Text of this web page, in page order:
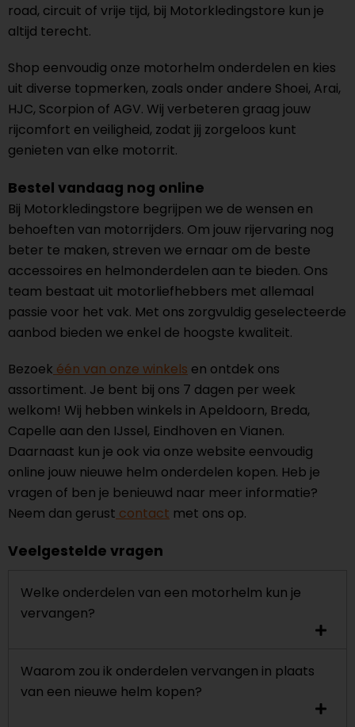
road, circuit of vrije tijd, bij Motorkledingstore kun je
altijd terecht.
Shop eenvoudig onze motorhelm onderdelen en kies
uit diverse topmerken, zoals onder andere Shoei, Arai,
HJC, Scorpion of AGV. Wij verbeteren graag jouw
rijcomfort en veiligheid, zodat jij zorgeloos kunt
genieten van elke motorrit.
Bestel vandaag nog online
Bij Motorkledingstore begrijpen we de wensen en
behoeften van motorrijders. Om jouw rijervaring nog
beter te maken, streven we ernaar om de beste
accessoires en helmonderdelen aan te bieden. Ons
team bestaat uit motorliefhebbers met allemaal
passie voor het vak. Met ons zorgvuldig geselecteerde
aanbod bieden we enkel de hoogste kwaliteit.
Bezoek één van onze winkels en ontdek ons
assortiment. Je bent bij ons 7 dagen per week
welkom! Wij hebben winkels in Apeldoorn, Breda,
Capelle aan den IJssel, Eindhoven en Vianen.
Daarnaast kun je ook via onze website eenvoudig
online jouw nieuwe helm onderdelen kopen. Heb je
vragen of ben je benieuwd naar meer informatie?
Neem dan gerust contact met ons op.
Veelgestelde vragen
Welke onderdelen van een motorhelm kun je
vervangen?
Waarom zou ik onderdelen vervangen in plaats
van een nieuwe helm kopen?